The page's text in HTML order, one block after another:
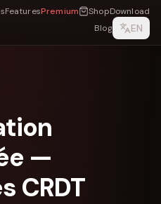
FeaturesPremium ShopDownload
Blog
EN
—
CRDT